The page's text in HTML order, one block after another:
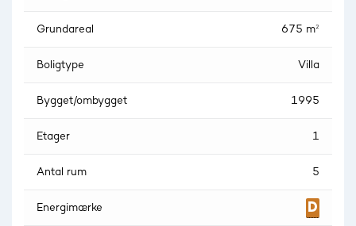
Grundareal 675 m²
Boligtype Villa
Bygget/ombygget 1995
Etager 1
Antal rum 5
Energimærke